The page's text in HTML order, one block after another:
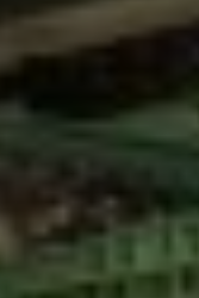
Google Maps